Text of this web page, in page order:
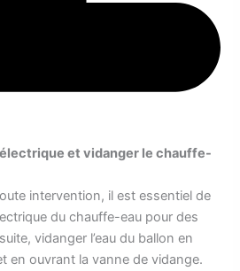
et vidanger le chauffe-
intervention, il est essentiel de
du chauffe-eau pour des
vidanger l’eau du ballon en
en ouvrant la vanne de vidange.